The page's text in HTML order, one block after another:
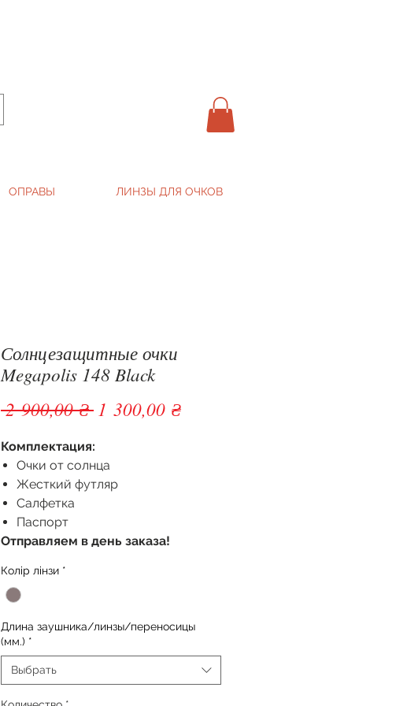
ОПРАВЫ ЛИНЗЫ ДЛЯ ОЧКОВ
Солнцезащитные очки
Megapolis 148 Black
2 900,00 ₴ Обычная цена
1 300,00 ₴Спеццена
Комплектация:
Очки от солнца
Жесткий футляр
Салфетка
Паспорт
Отправляем в день заказа!
Колір лінзи *
Длина заушника/линзы/переносицы
(мм.) *
Выбрать